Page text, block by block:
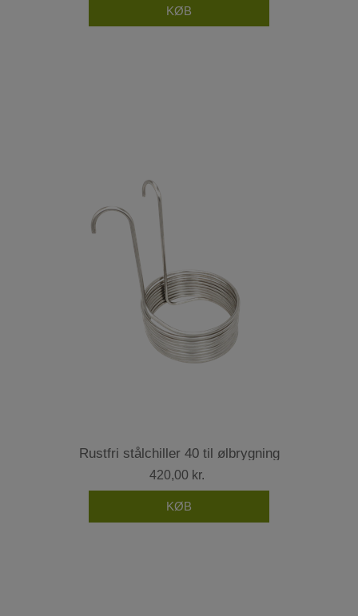
Rustfri stålchiller 40 til ølbrygning
420,00 kr.